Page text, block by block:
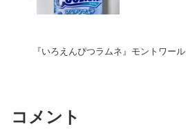
『いろえんぴつラムネ』モントワール
コメント